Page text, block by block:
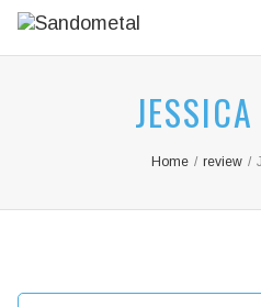
Home / review /